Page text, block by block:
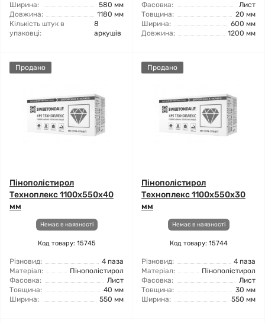
Ширина:
580 мм
Довжина:
1180 мм
Кількість штук в
упаковці:
8
аркушів
Фасовка:
Лист
Товщина:
20 мм
Ширина:
600 мм
Довжина:
1200 мм
Продано
Пінополістирол
Техноплекс 1100x550x40
мм
Немає в наявності
Код товару: 15745
Різновид:
4 паза
Матеріал:
Пінополістирол
Фасовка:
Лист
Товщина:
40 мм
Ширина:
550 мм
Продано
Пінополістирол
Техноплекс 1100x550x30
мм
Немає в наявності
Код товару: 15744
Різновид:
4 паза
Матеріал:
Пінополістирол
Фасовка:
Лист
Товщина:
30 мм
Ширина:
550 мм